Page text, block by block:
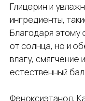
Глицерин и
ингредиенты,
Благодаря этому
от солнца, но и
влагу, смягчение
естественный
Феноксиэтанол,